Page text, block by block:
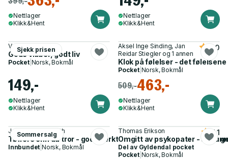
Nettlager
Klikk&Hent
Nettlager
Klikk&Hent
Sjekk prisen
Vex King
Gode vibber, godt liv
Pocket| Norsk, Bokmål
149,-
Nettlager
Klikk&Hent
Aksel Inge Sinding, Jan
Reidar Stiegler og 1 annen
Klok på følelser - det
5.0
Pocket| Norsk, Bokmål
509,-463,-
Nettlager
Klikk&Hent
Sommersalg
Johanne S. Refseth
Tøffere enn du tror - gode verktøy for å drømme større og
Innbundet |Norsk, Bokmål
Thomas Erikson
Omgitt av psykopater - slik
4.1
Del av Gyldendal pocket
Pocket| Norsk, Bokmål